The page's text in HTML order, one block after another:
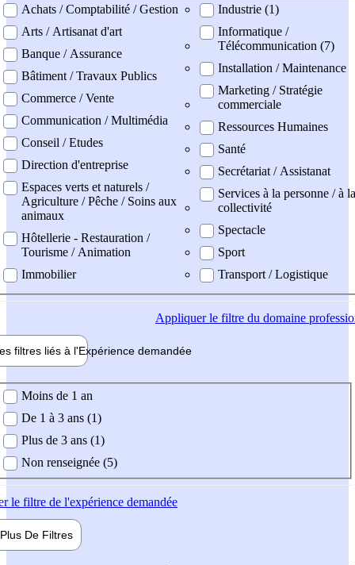
professionel
Achats / Comptabilité / Gestion
Arts / Artisanat d'art
Banque / Assurance
Bâtiment / Travaux Publics
Commerce / Vente
Communication / Multimédia
Conseil / Etudes
Direction d'entreprise
Espaces verts et naturels /
Agriculture / Pêche / Soins aux
animaux
Hôtellerie - Restauration /
Tourisme / Animation
Immobilier
Industrie (1)
Informatique /
Télécommunication (7)
Installation / Maintenance
Marketing / Stratégie
commerciale
Ressources Humaines
Santé
Secrétariat / Assistanat
Services à la personne / à la
collectivité
Spectacle
Sport
Transport / Logistique
Appliquerle filtre du domaine
filtres liés à l'Expérience demandée
demandée
Moins de 1 an
De 1 à 3 ans (1)
Plus de 3 ans (1)
Non renseignée (5)
le filtre de l'expérience demandée
Plus De Filtres